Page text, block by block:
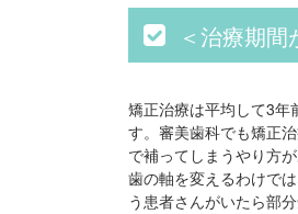
＜治療期間
矯正治療は平均して3年
す。審美歯科でも矯正
で補ってしまうやり方が
歯の軸を変えるわけで
う患者さんがいたら部